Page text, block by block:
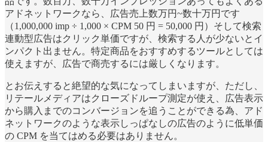
アドネットワークなら、広告売上数万円~数十万円です
（1,000,000 imp ÷ 1,000 × CPM 50 円 = 50,000 円）そして検索
連動型広告はクリック単価ですが、検索する人が少ないとイ
ンパクト出ません。特定商品をおすすめするツールとしては
使えますが、広告で商売するには厳しくなります。
とお伝えすると絶望的な気になってしまいますが、ただし、
リテールメディアはクローズドループ測定が使え、広告表示
から購入までのコンバージョンを追うことができる為、アド
ネットワークのような表示しっぱなしの広告のように低単価
の CPM を当てはめる必要はありません。